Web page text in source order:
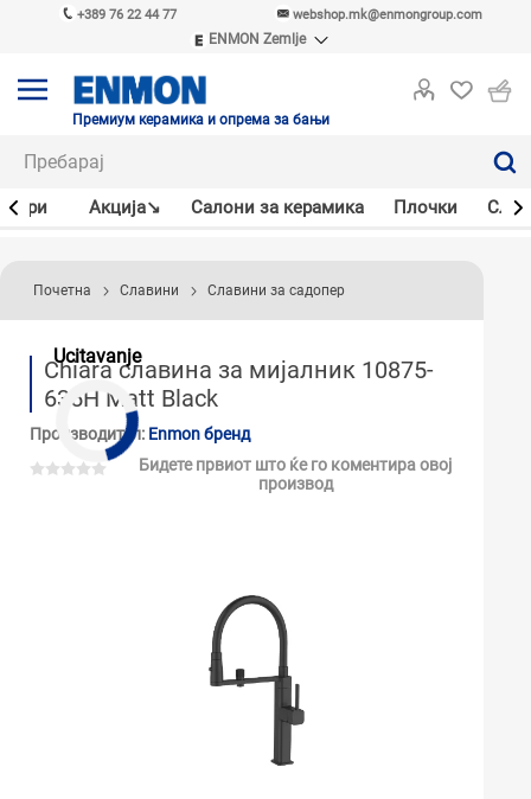
+389 76 22 44 77 webshop.mk@enmongroup.com
ENMON Zemlje
ENMON MKD
Премиум керамика и опрема за бањи
Акцијa↘ Салони за керамика Плочки
Ucitavanje
Почетна Славини Славини за садопер
Chiara славина за мијалник 10875-
635H Matt Black
Производител: Enmon бренд
Бидете првиот што ќе го коментира овој
производ